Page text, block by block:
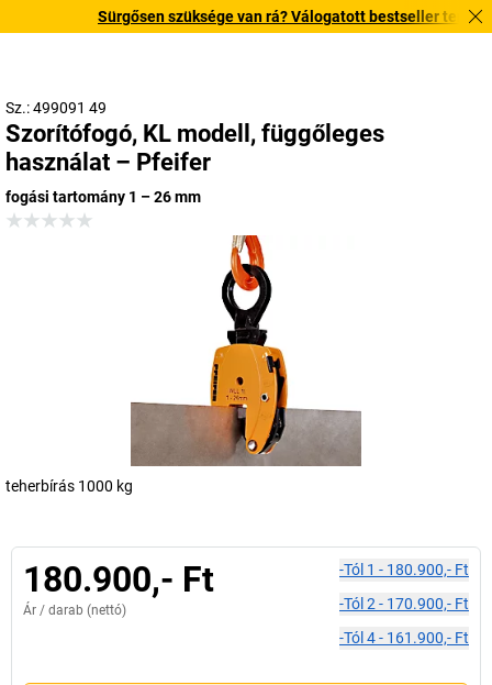
Sürgősen szüksége van rá? Válogatott bestseller
Sz.: 499091 49
Szorítófogó, KL modell, függőleges
használat – Pfeifer
fogási tartomány 1 – 26 mm
teherbírás 1000 kg
180.900,- Ft
Ár / darab (nettó)
-tól 1 - 180.900,- Ft
-tól 2 - 170.900,- Ft
-tól 4- 161.900,- Ft